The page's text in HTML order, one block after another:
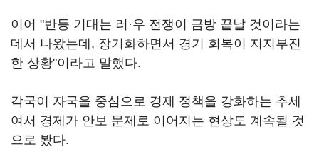
이어 "반등 기대는 러·우 전쟁이 금방 끝날 것이라는
데서 나왔는데, 장기화하면서 경기 회복이 지지부진
한 상황"이라고 말했다.
각국이 자국을 중심으로 경제 정책을 강화하는 추세
여서 경제가 안보 문제로 이어지는 현상도 계속될 것
으로 봤다.